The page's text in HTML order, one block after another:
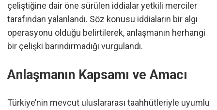
çeliştiğine dair öne sürülen iddialar yetkili merciler
tarafından yalanlandı. Söz konusu iddiaların bir algı
operasyonu olduğu belirtilerek, anlaşmanın herhangi
bir çelişki barındırmadığı vurgulandı.
Anlaşmanın Kapsamı ve Amacı
Türkiye’nin mevcut uluslararası taahhütleriyle uyumlu